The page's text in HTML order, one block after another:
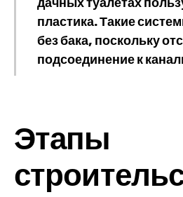
пластика. Такие
без бака, поскольку
подсоединение к
Этапы